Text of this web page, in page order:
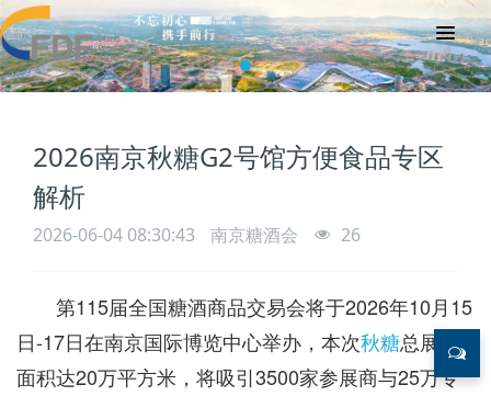
2026南京秋糖G2号馆方便食品专区
解析
2026-06-04 08:30:43 南京糖酒会 26
第115届全国糖酒商品交易会将于2026年10月15
日-17日在南京国际博览中心举办，本次秋糖总展览
面积达20万平方米，将吸引3500家参展商与25万专